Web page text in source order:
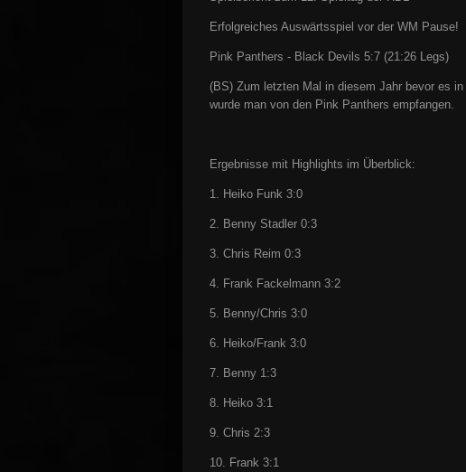
Erfolgreiches Auswärtsspiel vor der WM Pause!
Pink Panthers - Black Devils 5:7 (21:26 Legs)
(BS) Zum letzten Mal in diesem Jahr bevor es
wurde man von den Pink Panthers empfangen.
Ergebnisse mit Highlights im Überblick:
1. Heiko Funk 3:0
2. Benny Stadler 0:3
3. Chris Reim 0:3
4. Frank Fackelmann 3:2
5. Benny/Chris 3:0
6. Heiko/Frank 3:0
7. Benny 1:3
8. Heiko 3:1
9. Chris 2:3
10. Frank 3:1